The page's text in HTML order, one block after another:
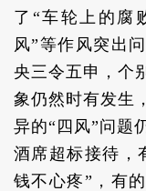
了“车轮上的腐
风”等作风突出
央三令五申，个
象仍然时有发生
异的“四风”问题
酒席超标接待，
钱不心疼”，有